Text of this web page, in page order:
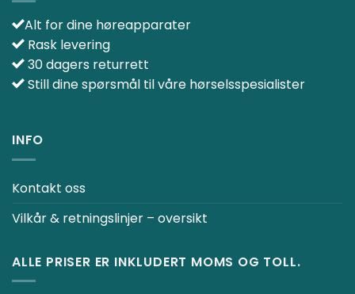
Alt for dine høreapparater
Rask levering
30 dagers returrett
Still dine spørsmål til våre hørselsspesialister
INFO
Kontakt oss
Vilkår & retningslinjer – oversikt
ALLE PRISER ER INKLUDERT MOMS OG TOLL.